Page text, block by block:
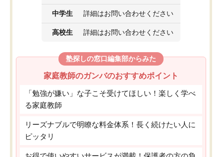
中学生 詳細はお問い合わせください
高校生 詳細はお問い合わせください
塾探しの窓口編集部からみた
家庭教師のガンバのおすすめポイント
「勉強が嫌い」な子こそ受けてほしい！楽しく学べ
る家庭教師
リーズナブルで明瞭な料金体系！長く続けたい人に
ピッタリ